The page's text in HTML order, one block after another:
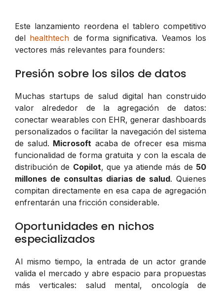
Este lanzamiento reordena el tablero competitivo
del healthtech de forma significativa. Veamos los
vectores más relevantes para founders:
Presión sobre los silos de datos
Muchas startups de salud digital han construido
valor alrededor de la agregación de datos:
conectar wearables con EHR, generar dashboards
personalizados o facilitar la navegación del sistema
de salud. Microsoft acaba de ofrecer esa misma
funcionalidad de forma gratuita y con la escala de
distribución de Copilot, que ya atiende más de 50
millones de consultas diarias de salud. Quienes
compitan directamente en esa capa de agregación
enfrentarán una fricción considerable.
Oportunidades en nichos
especializados
Al mismo tiempo, la entrada de un actor grande
valida el mercado y abre espacio para propuestas
más verticales: salud mental, oncología de